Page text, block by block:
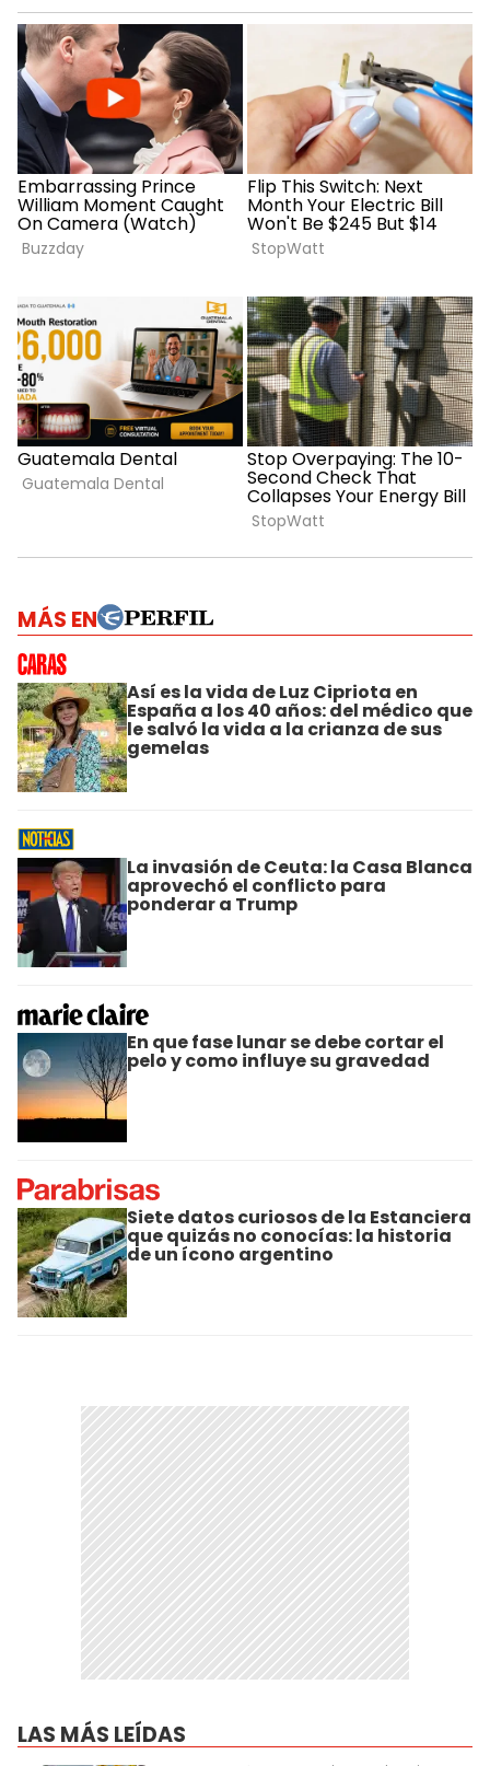
MÁS EN
Así es la vida de Luz Cipriota en
España a los 40 años: del médico que
le salvó la vida a la crianza de sus
gemelas
La invasión de Ceuta: la Casa Blanca
aprovechó el conflicto para
ponderar a Trump
En que fase lunar se debe cortar el
pelo y como influye su gravedad
Siete datos curiosos de la Estanciera
que quizás no conocías: la historia
de un ícono argentino
LAS MÁS LEÍDAS